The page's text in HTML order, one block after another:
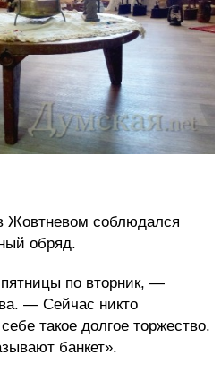
Жовтневом соблюдался
обряд.
по вторник, —
— Сейчас никто
такое долгое торжество.
банкет».